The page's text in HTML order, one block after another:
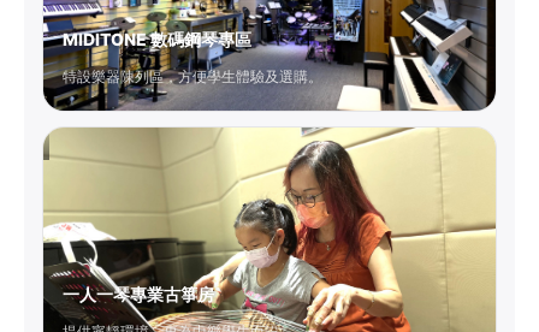
MIDITONE 數碼鋼琴專區
特設樂器陳列區，方便學生體驗及選購。
一人一琴專業古箏房